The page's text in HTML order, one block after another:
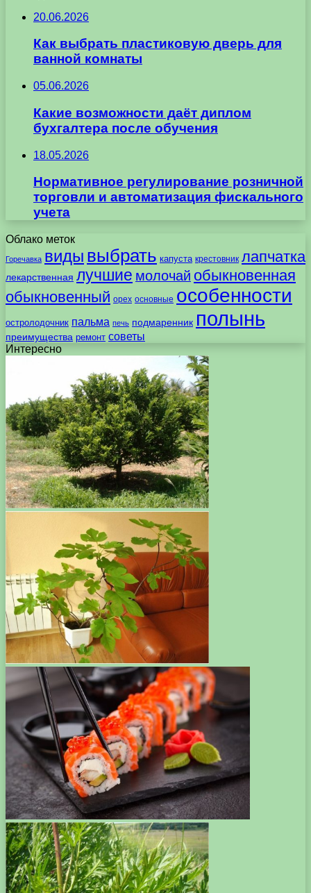
20.06.2026
Как выбрать пластиковую дверь для
ванной комнаты
05.06.2026
Какие возможности даёт диплом
бухгалтера после обучения
18.05.2026
Нормативное регулирование розничной
торговли и автоматизация фискального
учета
Облако меток
Горечавка виды выбрать капуста крестовник лапчатка
лекарственная лучшие молочай обыкновенная
обыкновенный орех основные особенности
остролодочник пальма печь подмаренник полынь
преимущества ремонт советы
Интересно